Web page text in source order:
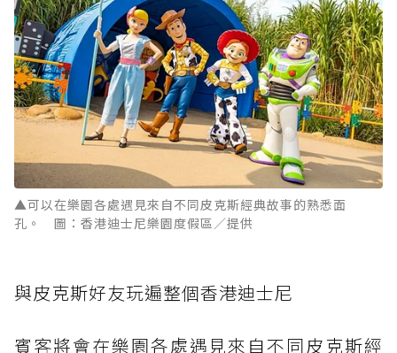
▲可以在樂園各處遇見來自不同皮克斯經典故事的熟悉面
孔。 圖：香港迪士尼樂園度假區／提供
與皮克斯好友玩遍整個香港迪士尼
賓客將會在樂園各處遇見來自不同皮克斯經